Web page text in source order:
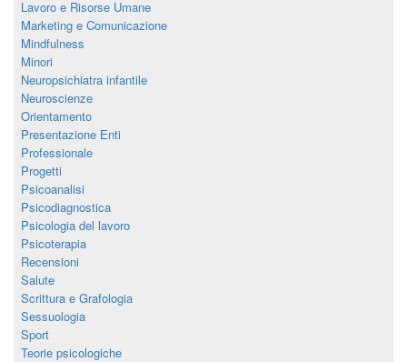
Lavoro e Risorse Umane
Marketing e Comunicazione
Mindfulness
Minori
Neuropsichiatra infantile
Neuroscienze
Orientamento
Presentazione Enti
Professionale
Progetti
Psicoanalisi
Psicodiagnostica
Psicologia del lavoro
Psicoterapia
Recensioni
Salute
Scrittura e Grafologia
Sessuologia
Sport
Teorie psicologiche